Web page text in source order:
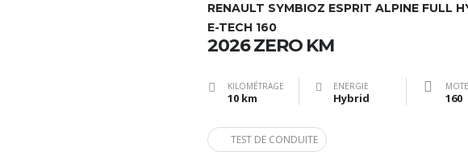
RENAULT SYMBIOZ ESPRIT ALPINE FULL
E-TECH 160
2026 ZERO KM
KILOMÉTRAGE
10 km
ENERGIE
Hybrid 160
TEST DE CONDUITE